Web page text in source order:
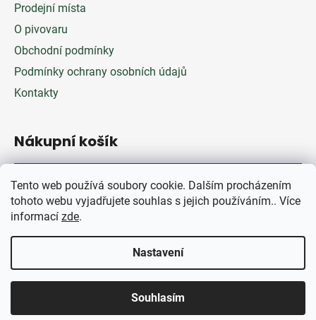
Tento web používá soubory cookie. Dalším procházením
tohoto webu vyjadřujete souhlas s jejich používáním.. Více
informací zde.
Nastavení
Souhlasím
Prodejní místa
O pivovaru
Obchodní podmínky
Podmínky ochrany osobních údajů
Kontakty
Nákupní košík
0KS /0 KČ
Vytvořil Shoptet
O’Pilda –
. Všechna práva vyhrazena.